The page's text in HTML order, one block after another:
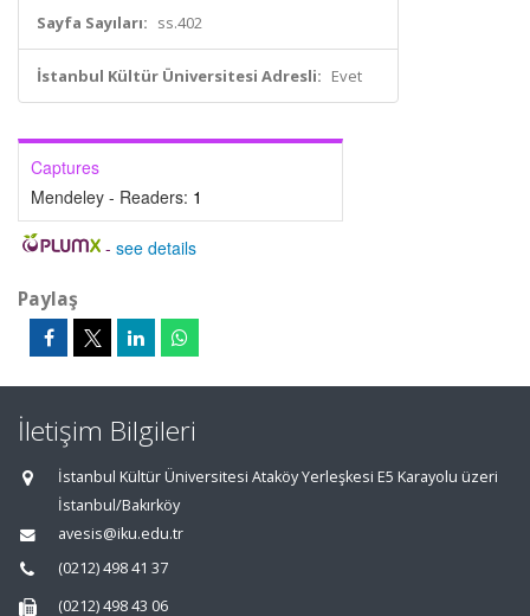
Sayfa Sayıları: ss.402
İstanbul Kültür Üniversitesi Adresli: Evet
Captures
Mendeley - Readers: 1
- see details
Paylaş
İletişim Bilgileri
İstanbul Kültür Üniversitesi Ataköy Yerleşkesi E5 Karayolu üzeri
İstanbul/Bakırköy
avesis@iku.edu.tr
(0212) 498 41 37
(0212) 498 43 06